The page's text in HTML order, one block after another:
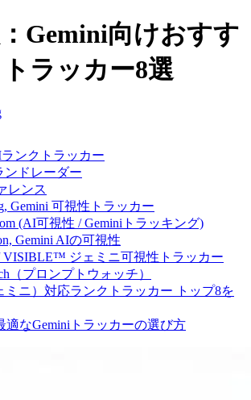
Gemini向けおすす
ラッカー8選
ランクトラッカー
ンドレーダー
レンス
Gemini 可視性トラッカー
(AI可視性 / Geminiトラッキング)
Gemini AIの可視性
VISIBLE™ ジェミニ可視性トラッカー
（プロンプトウォッチ）
ミニ）対応ランクトラッカー トップ8を
適なGeminiトラッカーの選び方